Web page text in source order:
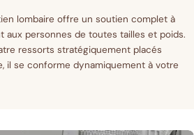
lombaire offre un soutien complet à
aux personnes de toutes tailles et poids.
ressorts stratégiquement placés
il se conforme dynamiquement à votre